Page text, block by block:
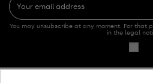
You may unsubscribe at any moment. For that
in the legal